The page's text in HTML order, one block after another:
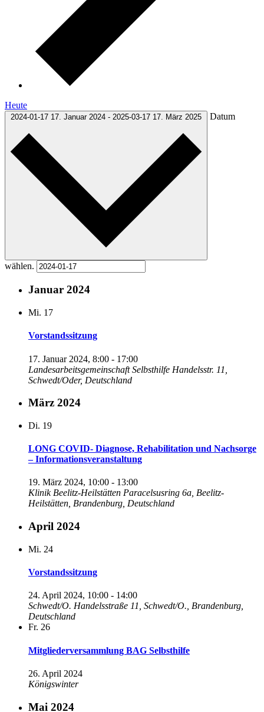
Heute
2024-01-17 17. Januar 2024 - 2025-03-17 17. März 2025 Datum
wählen.
Januar 2024
Mi. 17
Vorstandssitzung
17. Januar 2024, 8:00 - 17:00
Landesarbeitsgemeinschaft Selbsthilfe Handelsstr. 11,
Schwedt/Oder, Deutschland
März 2024
Di. 19
LONG COVID- Diagnose, Rehabilitation und Nachsorge
– Informationsveranstaltung
19. März 2024, 10:00 - 13:00
Klinik Beelitz-Heilstätten Paracelsusring 6a, Beelitz-
Heilstätten, Brandenburg, Deutschland
April 2024
Mi. 24
Vorstandssitzung
24. April 2024, 10:00 - 14:00
Schwedt/O. Handelsstraße 11, Schwedt/O., Brandenburg,
Deutschland
Fr. 26
Mitgliederversammlung BAG Selbsthilfe
26. April 2024
Königswinter
Mai 2024